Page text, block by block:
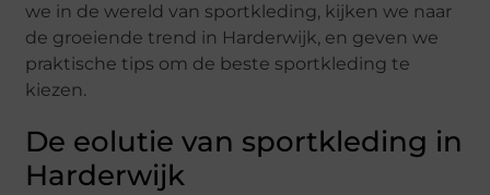
we in de wereld van sportkleding, kijken we naar
de groeiende trend in Harderwijk, en geven we
praktische tips om de beste sportkleding te
kiezen.
De eolutie van sportkleding in
Harderwijk